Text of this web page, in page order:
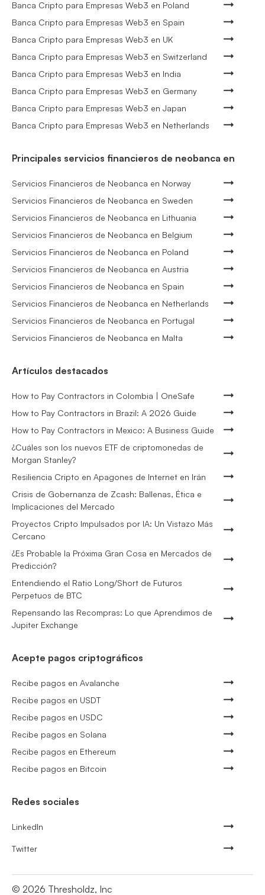
Banca Cripto para Empresas Web3 en Poland
Banca Cripto para Empresas Web3 en Spain
Banca Cripto para Empresas Web3 en UK
Banca Cripto para Empresas Web3 en Switzerland
Banca Cripto para Empresas Web3 en India
Banca Cripto para Empresas Web3 en Germany
Banca Cripto para Empresas Web3 en Japan
Banca Cripto para Empresas Web3 en Netherlands
Principales servicios financieros de neobanca en
Servicios Financieros de Neobanca en Norway
Servicios Financieros de Neobanca en Sweden
Servicios Financieros de Neobanca en Lithuania
Servicios Financieros de Neobanca en Belgium
Servicios Financieros de Neobanca en Poland
Servicios Financieros de Neobanca en Austria
Servicios Financieros de Neobanca en Spain
Servicios Financieros de Neobanca en Netherlands
Servicios Financieros de Neobanca en Portugal
Servicios Financieros de Neobanca en Malta
Artículos destacados
How to Pay Contractors in Colombia | OneSafe
How to Pay Contractors in Brazil: A 2026 Guide
How to Pay Contractors in Mexico: A Business Guide
¿Cuáles son los nuevos ETF de criptomonedas de
Morgan Stanley?
Resiliencia Cripto en Apagones de Internet en Irán
Crisis de Gobernanza de Zcash: Ballenas, Ética e
Implicaciones del Mercado
Proyectos Cripto Impulsados por IA: Un Vistazo Más
Cercano
¿Es Probable la Próxima Gran Cosa en Mercados de
Predicción?
Entendiendo el Ratio Long/Short de Futuros
Perpetuos de BTC
Repensando las Recompras: Lo que Aprendimos de
Jupiter Exchange
Acepte pagos criptográficos
Recibe pagos en Avalanche
Recibe pagos en USDT
Recibe pagos en USDC
Recibe pagos en Solana
Recibe pagos en Ethereum
Recibe pagos en Bitcoin
Redes sociales
LinkedIn
Twitter
© 2026 Thresholdz, Inc